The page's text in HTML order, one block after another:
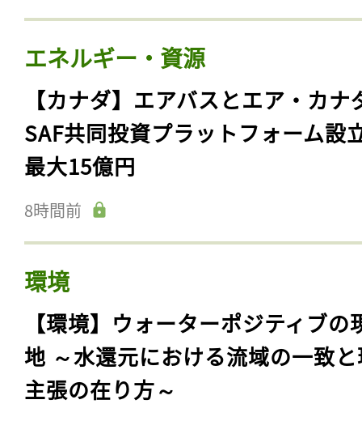
エネルギー・資源
【カナダ】エアバスとエア・カナ
SAF共同投資プラットフォーム設
最大15億円
8時間前
環境
【環境】ウォーターポジティブの
地 ～水還元における流域の一致
主張の在り方～